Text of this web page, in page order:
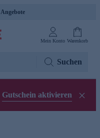
Mein Konto Warenkorb
Suchen
Gutschein aktivieren